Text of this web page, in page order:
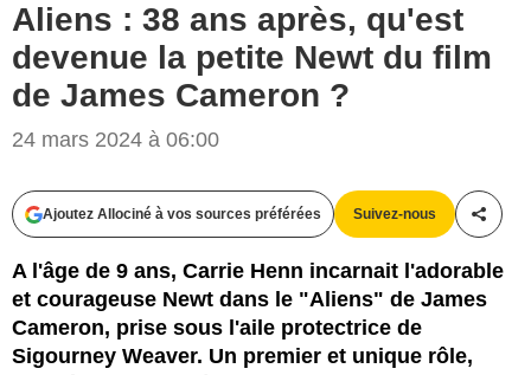
Aliens : 38 ans après, qu'est
devenue la petite Newt du film
de James Cameron ?
24 mars 2024 à 06:00
Ajoutez Allociné à vos sources préférées Suivez-nous
A l'âge de 9 ans, Carrie Henn incarnait l'adorable
et courageuse Newt dans le "Aliens" de James
Cameron, prise sous l'aile protectrice de
Sigourney Weaver. Un premier et unique rôle,